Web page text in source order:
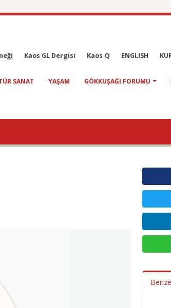
Kaos GL Dergisi Kaos Q ENGLISH
SANAT YAŞAM GÖKKUŞAĞI FORUMU